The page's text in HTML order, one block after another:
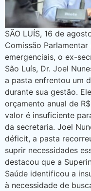
SÃO LUÍS, 16 de
Comissão
emergenciais, o ex-
São Luís, Dr. Joel
a pasta enfrentou um
durante sua gestão.
orçamento anual de
valor é insuficiente
da secretaria. Joel
déficit, a pasta
suprir necessidades
destacou que a
Saúde identificou a
à necessidade de